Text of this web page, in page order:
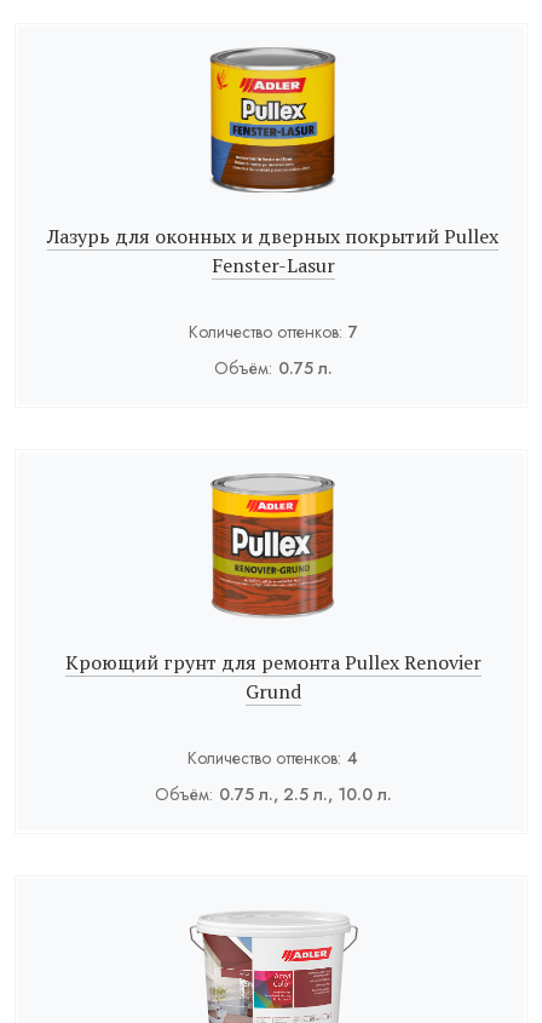
Лазурь для оконных и дверных покрытий Pullex
Fenster-Lasur
Количество оттенков: 7
Объём: 0.75 л.
Кроющий грунт для ремонта Pullex Renovier
Grund
Количество оттенков: 4
Объём: 0.75 л., 2.5 л., 10.0 л.